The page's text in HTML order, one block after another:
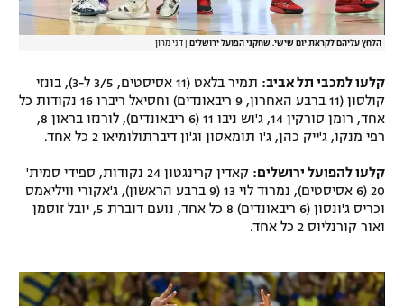
הלחץ עליהם לקראת יום שישי. שחקני הפועל ירושלים דני מרון
קלעו למכבי תל אביב:
תמיר בלאט (11 אסיסטים, 3/5 ל-3), בונזי
קולסון (11 ברבע האחרון, 9 ריבאונדים) וחסיאל ריברו 16 נקודות כל
אחד, רומן סורקין 14, ג'וש ניבו 11 (6 ריבאונדים), לורנזו בראון 8,
רפי מנקו, ג'ייק כהן, ג'ו תומאסון וג'ון דיברתולומיאו 2 כל אחד.
קלעו להפועל ירושלים:
קאדין קרינגטון 24 נקודות, ספידי סמית'
20 (6 אסיסטים), נמרוד לוי 13 (9 ברבע הראשון), ג'אקורי וויליאמס
וכריס ג'ונסון (6 ריבאונדים) 8 כל אחד, נועם דוברת 5, יובל זוסמן
ואור קורנליוס 2 כל אחד.